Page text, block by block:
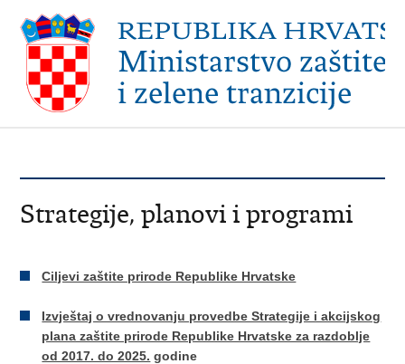
Strategije, planovi i programi
Ciljevi zaštite prirode Republike Hrvatske
Izvještaj o vrednovanju provedbe Strategije i akcijskog
plana zaštite prirode Republike Hrvatske za razdoblje
od 2017. do 2025. godine